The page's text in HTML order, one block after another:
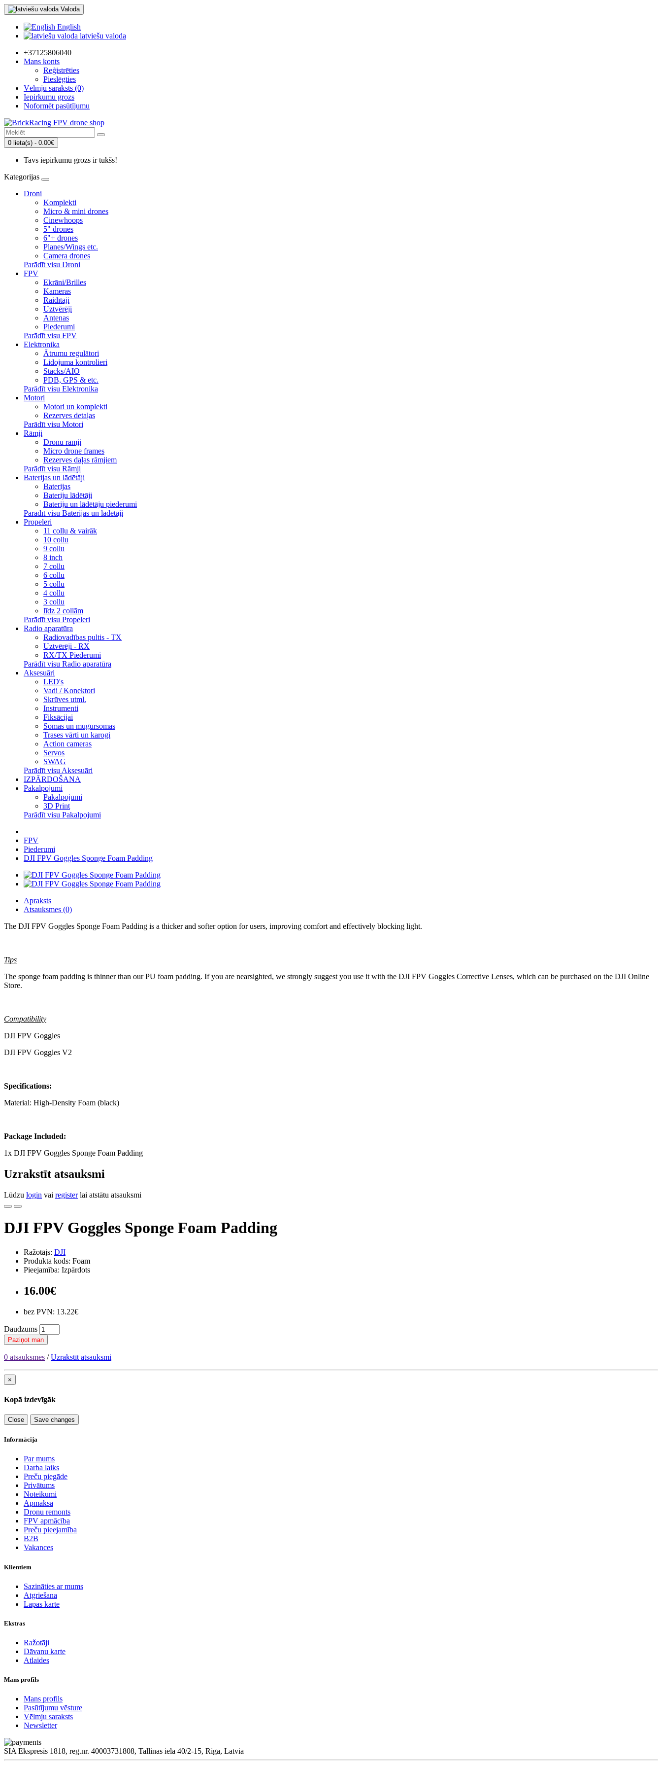
Valoda
English
latviešu valoda
+37125806040
Mans konts
Reģistrēties
Pieslēgties
Vēlmju saraksts (0)
Iepirkumu grozs
Noformēt pasūtījumu
0 lieta(s) - 0.00€
Tavs iepirkumu grozs ir tukšs!
Kategorijas
Droni
Komplekti
Micro & mini drones
Cinewhoops
5" drones
6"+ drones
Planes/Wings etc.
Camera drones
Parādīt visu Droni
FPV
Ekrāni/Brilles
Kameras
Raidītāji
Uztvērēji
Antenas
Piederumi
Parādīt visu FPV
Elektronika
Ātrumu regulātori
Lidojuma kontrolieri
Stacks/AIO
PDB, GPS & etc.
Parādīt visu Elektronika
Motori
Motori un komplekti
Rezerves detaļas
Parādīt visu Motori
Rāmji
Dronu rāmji
Micro drone frames
Rezerves daļas rāmjiem
Parādīt visu Rāmji
Baterijas un lādētāji
Baterijas
Bateriju lādētāji
Bateriju un lādētāju piederumi
Parādīt visu Baterijas un lādētāji
Propeleri
11 collu & vairāk
10 collu
9 collu
8 inch
7 collu
6 collu
5 collu
4 collu
3 collu
līdz 2 collām
Parādīt visu Propeleri
Radio aparatūra
Radiovadības pultis - TX
Uztvērēji - RX
RX/TX Piederumi
Parādīt visu Radio aparatūra
Aksesuāri
LED's
Vadi / Konektori
Skrūves utml.
Instrumenti
Fiksācijai
Somas un mugursomas
Trases vārti un karogi
Action cameras
Servos
SWAG
Parādīt visu Aksesuāri
IZPĀRDOŠANA
Pakalpojumi
Pakalpojumi
3D Print
Parādīt visu Pakalpojumi
FPV
Piederumi
DJI FPV Goggles Sponge Foam Padding
Apraksts
Atsauksmes (0)
The DJI FPV Goggles Sponge Foam Padding is a thicker and softer option for users, improving comfort and effectively blocking light.
Tips
The sponge foam padding is thinner than our PU foam padding. If you are nearsighted, we strongly suggest you use it with the DJI FPV Goggles Corrective Lenses, which can be purchased on the DJI Online
Store.
Compatibility
DJI FPV Goggles
DJI FPV Goggles V2
Specifications:
Material: High-Density Foam (black)
Package Included:
1x DJI FPV Goggles Sponge Foam Padding
Uzrakstīt atsauksmi
Lūdzu login vai registerlai atstātu atsauksmi
DJI FPV Goggles Sponge Foam Padding
Ražotājs: DJI
Produkta kods: Foam
Pieejamība: Izpārdots
16.00€
bez PVN: 13.22€
Daudzums
Paziņot man
0 atsauksmes /Uzrakstīt atsauksmi
×
Kopā izdevīgāk
Close Save changes
Informācija
Par mums
Darba laiks
Preču piegāde
Privātums
Noteikumi
Apmaksa
Dronu remonts
FPV apmācība
Preču pieejamība
B2B
Vakances
Klientiem
Sazināties ar mums
Atgriešana
Lapas karte
Ekstras
Ražotāji
Dāvanu karte
Atlaides
Mans profils
Mans profils
Pasūtījumu vēsture
Vēlmju saraksts
Newsletter
SIA Ekspresis 1818, reg.nr. 40003731808, Tallinas iela 40/2-15, Riga, Latvia